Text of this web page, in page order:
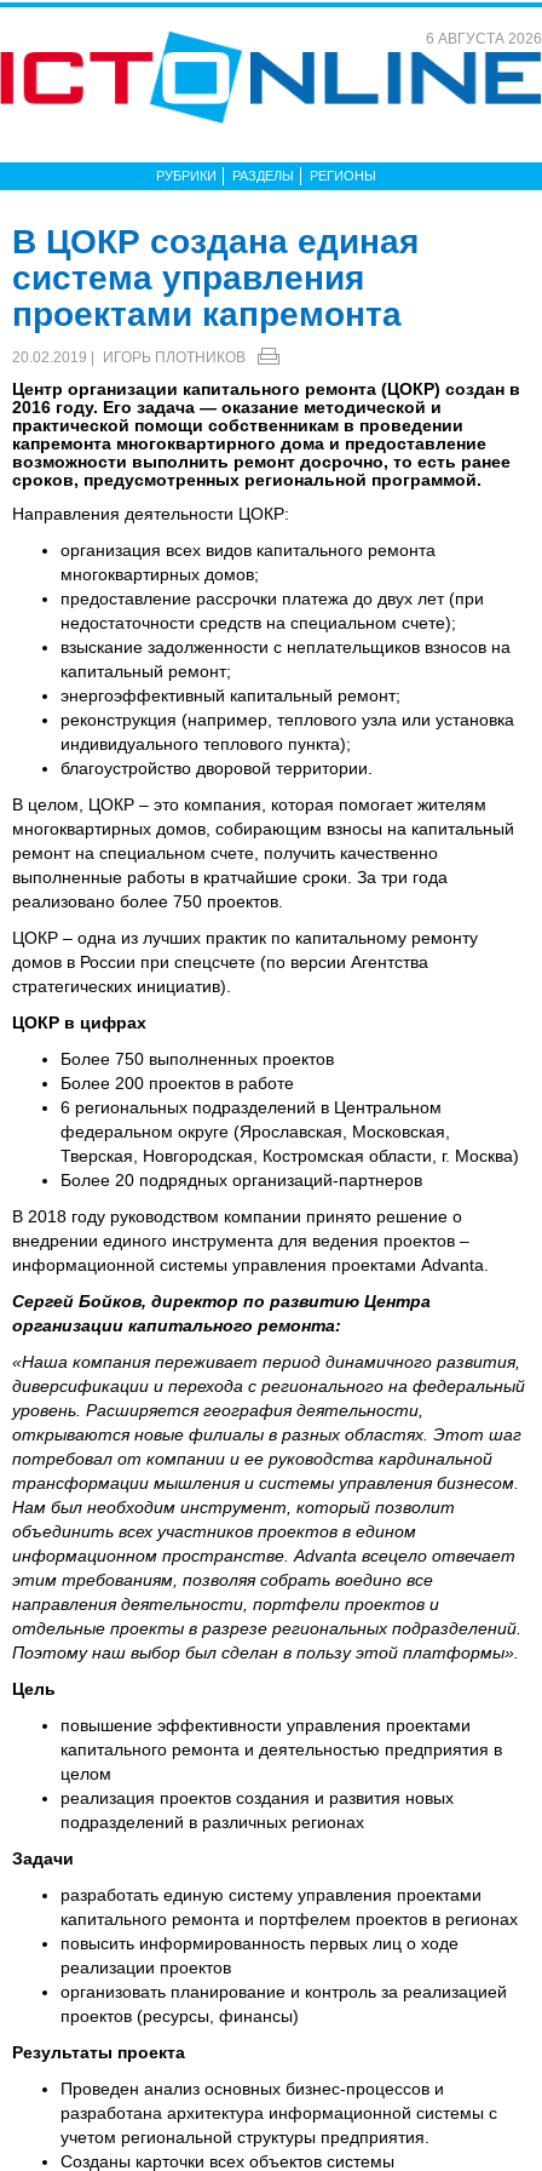
6 АВГУСТА 2026
РУБРИКИ РАЗДЕЛЫ РЕГИОНЫ
В ЦОКР создана единая
система управления
проектами капремонта
20.02.2019 | ИГОРЬ ПЛОТНИКОВ
Центр организации капитального ремонта (ЦОКР) создан в
2016 году. Его задача — оказание методической и
практической помощи собственникам в проведении
капремонта многоквартирного дома и предоставление
возможности выполнить ремонт досрочно, то есть ранее
сроков, предусмотренных региональной программой.
Направления деятельности ЦОКР:
организация всех видов капитального ремонта
многоквартирных домов;
предоставление рассрочки платежа до двух лет (при
недостаточности средств на специальном счете);
взыскание задолженности с неплательщиков взносов на
капитальный ремонт;
энергоэффективный капитальный ремонт;
реконструкция (например, теплового узла или установка
индивидуального теплового пункта);
благоустройство дворовой территории.
В целом, ЦОКР – это компания, которая помогает жителям
многоквартирных домов, собирающим взносы на капитальный
ремонт на специальном счете, получить качественно
выполненные работы в кратчайшие сроки. За три года
реализовано более 750 проектов.
ЦОКР – одна из лучших практик по капитальному ремонту
домов в России при спецсчете (по версии Агентства
стратегических инициатив).
ЦОКР в цифрах
Более 750 выполненных проектов
Более 200 проектов в работе
6 региональных подразделений в Центральном
федеральном округе (Ярославская, Московская,
Тверская, Новгородская, Костромская области, г. Москва)
Более 20 подрядных организаций-партнеров
В 2018 году руководством компании принято решение о
внедрении единого инструмента для ведения проектов –
информационной системы управления проектами Advanta.
Сергей Бойков, директор по развитию Центра
организации капитального ремонта:
«Наша компания переживает период динамичного развития,
диверсификации и перехода с регионального на федеральный
уровень. Расширяется география деятельности,
открываются новые филиалы в разных областях. Этот шаг
потребовал от компании и ее руководства кардинальной
трансформации мышления и системы управления бизнесом.
Нам был необходим инструмент, который позволит
объединить всех участников проектов в едином
информационном пространстве. Advanta всецело отвечает
этим требованиям, позволяя собрать воедино все
направления деятельности, портфели проектов и
отдельные проекты в разрезе региональных подразделений.
Поэтому наш выбор был сделан в пользу этой платформы».
Цель
повышение эффективности управления проектами
капитального ремонта и деятельностью предприятия в
целом
реализация проектов создания и развития новых
подразделений в различных регионах
Задачи
разработать единую систему управления проектами
капитального ремонта и портфелем проектов в регионах
повысить информированность первых лиц о ходе
реализации проектов
организовать планирование и контроль за реализацией
проектов (ресурсы, финансы)
Результаты проекта
Проведен анализ основных бизнес-процессов и
разработана архитектура информационной системы с
учетом региональной структуры предприятия.
Созданы карточки всех объектов системы